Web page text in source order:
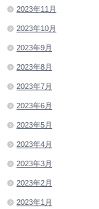
2023年11月
2023年10月
2023年9月
2023年8月
2023年7月
2023年6月
2023年5月
2023年4月
2023年3月
2023年2月
2023年1月